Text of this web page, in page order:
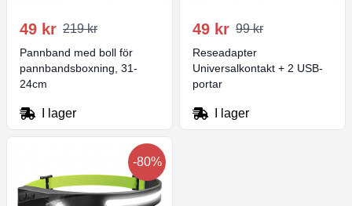
49 kr 219 kr
Pannband med boll för
pannbandsboxning, 31-
24cm
I lager
49 kr 99 kr
Reseadapter
Universalkontakt + 2 USB-
portar
I lager
-80%